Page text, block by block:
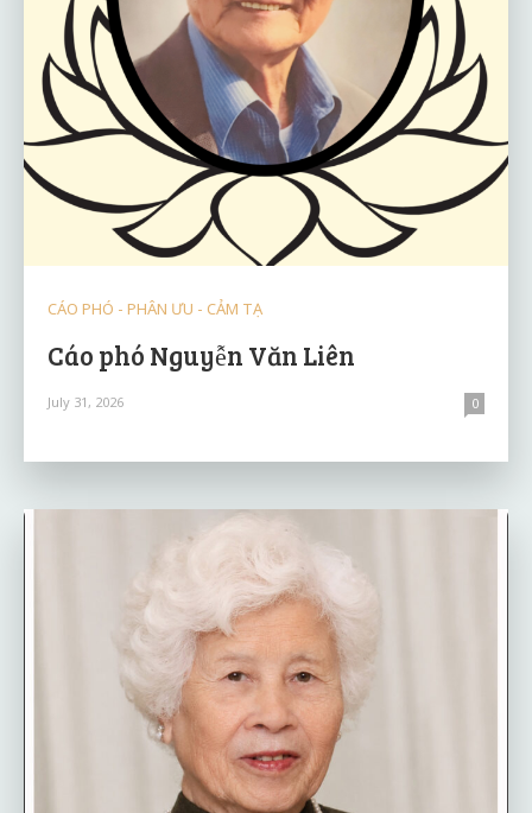
CÁO PHÓ - PHÂN ƯU - CẢM TẠ
Cáo phó Nguyễn Văn Liên
July 31, 2026 0